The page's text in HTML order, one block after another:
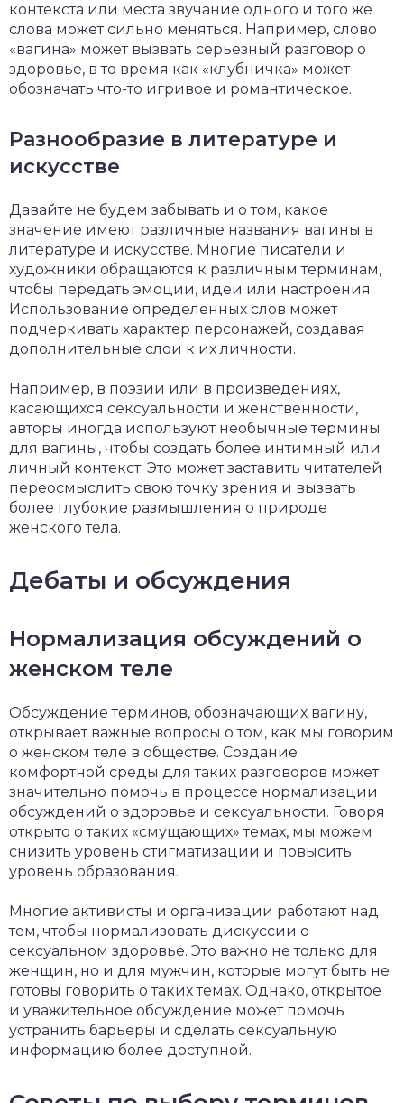
контекста или места звучание одного и того же
слова может сильно меняться. Например, слово
«вагина» может вызвать серьезный разговор о
здоровье, в то время как «клубничка» может
обозначать что-то игривое и романтическое.
Разнообразие в литературе и
искусстве
Давайте не будем забывать и о том, какое
значение имеют различные названия вагины в
литературе и искусстве. Многие писатели и
художники обращаются к различным терминам,
чтобы передать эмоции, идеи или настроения.
Использование определенных слов может
подчеркивать характер персонажей, создавая
дополнительные слои к их личности.
Например, в поэзии или в произведениях,
касающихся сексуальности и женственности,
авторы иногда используют необычные термины
для вагины, чтобы создать более интимный или
личный контекст. Это может заставить читателей
переосмыслить свою точку зрения и вызвать
более глубокие размышления о природе
женского тела.
Дебаты и обсуждения
Нормализация обсуждений о
женском теле
Обсуждение терминов, обозначающих вагину,
открывает важные вопросы о том, как мы говорим
о женском теле в обществе. Создание
комфортной среды для таких разговоров может
значительно помочь в процессе нормализации
обсуждений о здоровье и сексуальности. Говоря
открыто о таких «смущающих» темах, мы можем
снизить уровень стигматизации и повысить
уровень образования.
Многие активисты и организации работают над
тем, чтобы нормализовать дискуссии о
сексуальном здоровье. Это важно не только для
женщин, но и для мужчин, которые могут быть не
готовы говорить о таких темах. Однако, открытое
и уважительное обсуждение может помочь
устранить барьеры и сделать сексуальную
информацию более доступной.